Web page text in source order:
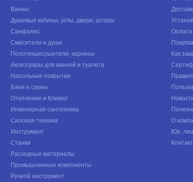
Ванны
Душевые кабины, углы, двери, шторы
Санфаянс
Смесители и души
Полотенцесушители, карнизы
Аксессуары для ванной и туалета
Напольные покрытия
Бани и сауны
Отопление и Климат
Инженерная сантехника
Силовая техника
Инструмент
Станки
Расходные материалы
Промышленные компоненты
Ручной инструмент
Оплата
Как
О
Юр.